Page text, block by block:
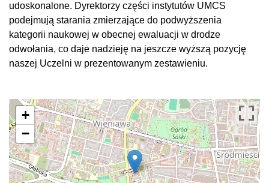
udoskonalone. Dyrektorzy części instytutów UMCS
podejmują starania zmierzające do podwyższenia
kategorii naukowej w obecnej ewaluacji w drodze
odwołania, co daje nadzieję na jeszcze wyższą pozycję
naszej Uczelni w prezentowanym zestawieniu.
+
−